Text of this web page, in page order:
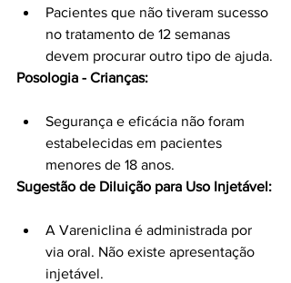
Pacientes que não tiveram sucesso
no tratamento de 12 semanas
devem procurar outro tipo de ajuda.
Posologia - Crianças:
Segurança e eficácia não foram
estabelecidas em pacientes
menores de 18 anos.
Sugestão de Diluição para Uso Injetável:
A Vareniclina é administrada por
via oral. Não existe apresentação
injetável.